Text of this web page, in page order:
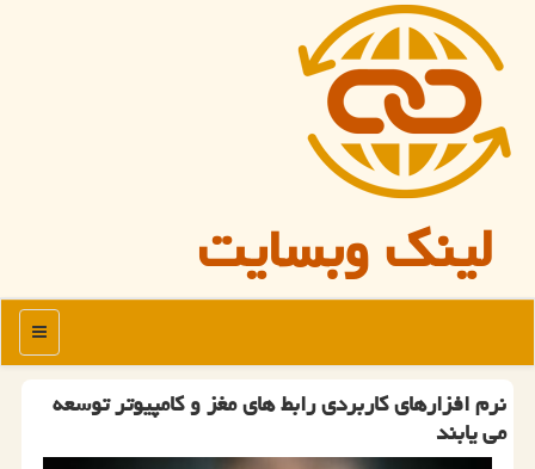
لینک وبسایت
منو
نرم افزارهای كاربردی رابط های مغز و كامپیوتر توسعه
می یابند